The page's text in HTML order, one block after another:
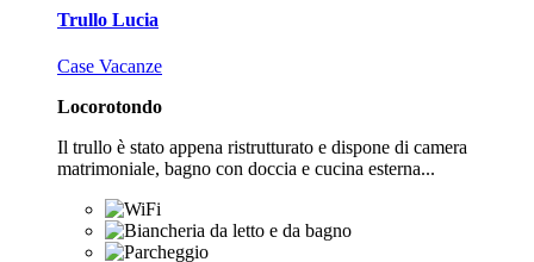
Trullo Lucia
Case Vacanze
Locorotondo
Il trullo è stato appena ristrutturato e dispone di camera
matrimoniale, bagno con doccia e cucina esterna...